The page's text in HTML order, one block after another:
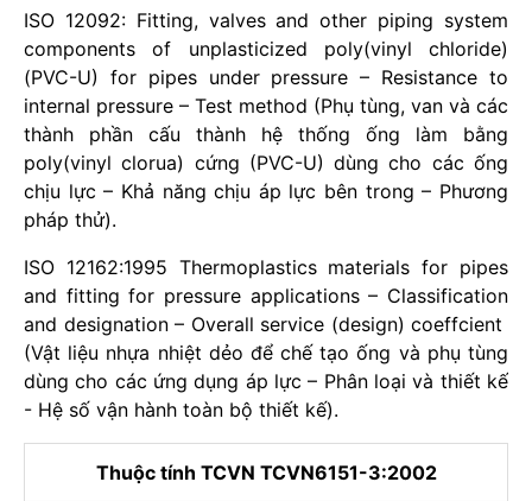
ISO 12092: Fitting, valves and other piping system
components of unplasticized poly(vinyl chloride)
(PVC-U) for pipes under pressure – Resistance to
internal pressure – Test method (Phụ tùng, van và các
thành phần cấu thành hệ thống ống làm bằng
poly(vinyl clorua) cứng (PVC-U) dùng cho các ống
chịu lực – Khả năng chịu áp lực bên trong – Phương
pháp thử).
ISO 12162:1995 Thermoplastics materials for pipes
and fitting for pressure applications – Classification
and designation – Overall service (design) coeffcient
(Vật liệu nhựa nhiệt dẻo để chế tạo ống và phụ tùng
dùng cho các ứng dụng áp lực – Phân loại và thiết kế
- Hệ số vận hành toàn bộ thiết kế).
Thuộc tính TCVN TCVN6151-3:2002